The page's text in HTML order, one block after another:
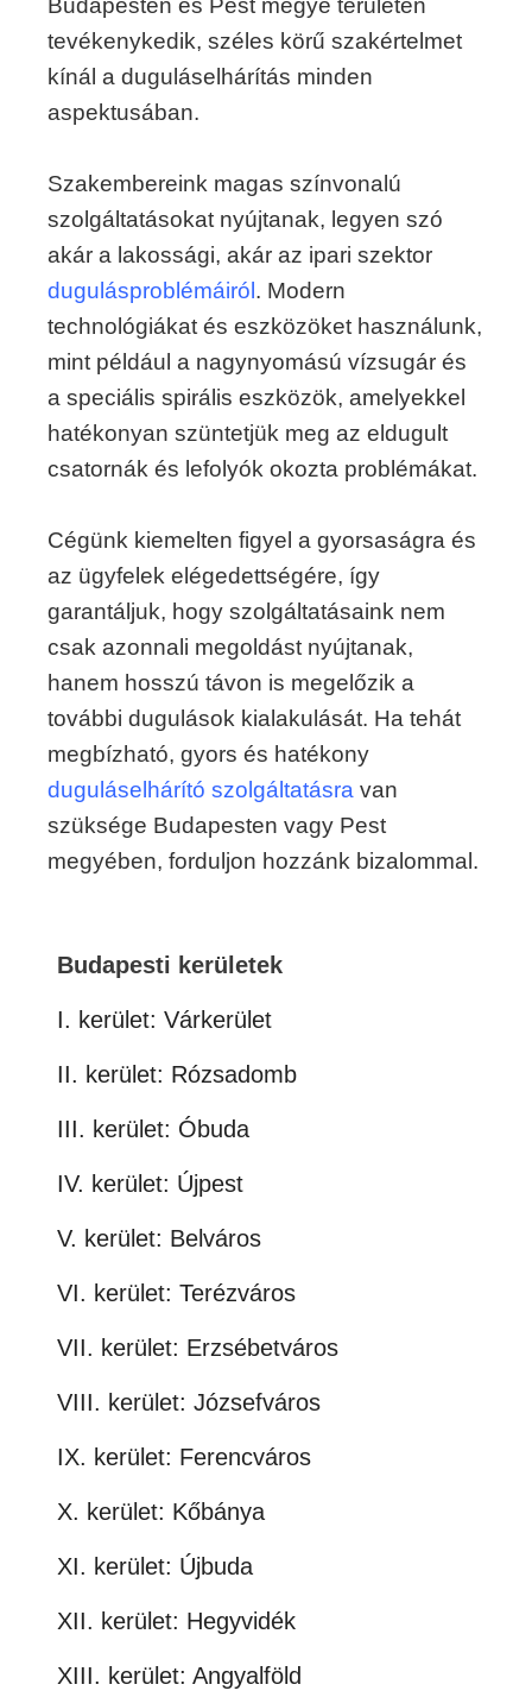
Budapesten és Pest megye területén
tevékenykedik, széles körű szakértelmet
kínál a duguláselhárítás minden
aspektusában.
Szakembereink magas színvonalú
szolgáltatásokat nyújtanak, legyen szó
akár a lakossági, akár az ipari szektor
dugulásproblémáiról . Modern
technológiákat és eszközöket használunk,
mint például a nagynyomású vízsugár és
a speciális spirális eszközök, amelyekkel
hatékonyan szüntetjük meg az eldugult
csatornák és lefolyók okozta problémákat.
Cégünk kiemelten figyel a gyorsaságra és
az ügyfelek elégedettségére, így
garantáljuk, hogy szolgáltatásaink nem
csak azonnali megoldást nyújtanak,
hanem hosszú távon is megelőzik a
további dugulások kialakulását. Ha tehát
megbízható, gyors és hatékony
duguláselhárító szolgáltatásra van
szüksége Budapesten vagy Pest
megyében, forduljon hozzánk bizalommal.
Budapesti kerületek
I. kerület: Várkerület
II. kerület: Rózsadomb
III. kerület: Óbuda
IV. kerület: Újpest
V. kerület: Belváros
VI. kerület: Terézváros
VII. kerület: Erzsébetváros
VIII. kerület: Józsefváros
IX. kerület: Ferencváros
X. kerület: Kőbánya
XI. kerület: Újbuda
XII. kerület: Hegyvidék
XIII. kerület: Angyalföld